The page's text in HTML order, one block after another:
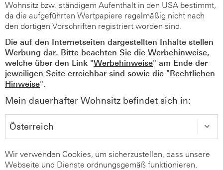
Wohnsitz bzw. ständigem Aufenthalt in den USA bestimmt,
da die aufgeführten Wertpapiere regelmäßig nicht nach
den dortigen Vorschriften registriert worden sind.
Die auf den Internetseiten dargestellten Inhalte stellen
Werbung dar. Bitte beachten Sie die Werbehinweise,
welche über den Link "Werbehinweise" am Ende der
jeweiligen Seite erreichbar sind sowie die "Rechtlichen
Hinweise".
Mein dauerhafter Wohnsitz befindet sich in:
Wir verwenden Cookies, um sicherzustellen, dass unsere
Webseite und Dienste ordnungsgemäß funktionieren.